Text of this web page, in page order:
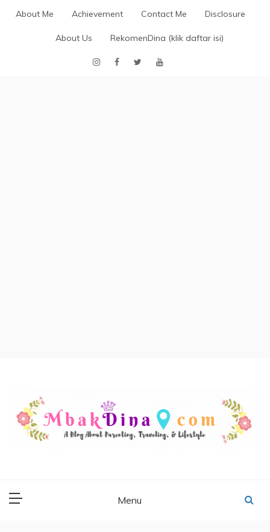
About Me Achievement Contact Me Disclosure
About Us RekomenDina (klik daftar isi)
Menu